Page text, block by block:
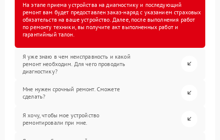
На этапе приема устройства на диагностику и последующий
ремонт вам будет предоставлен заказ-наряд с указанием страховых
обязательств на ваше устройство. Далее, после выполнения работ
по ремонту техники, вы получите акт выполненных работ и
гарантийный талон.
Я уже знаю в чем неисправность и какой
ремонт необходим. Для чего проводить
диагностику?
Мне нужен срочный ремонт. Сможете
сделать?
Я хочу, чтобы мое устройство
ремонтировали при мне.